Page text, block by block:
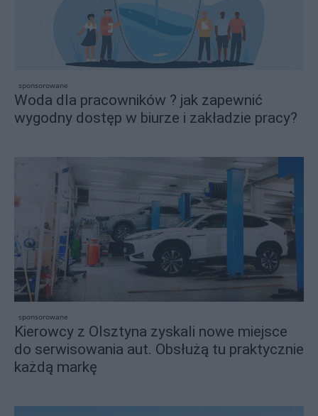
sponsorowane
Woda dla pracowników ? jak zapewnić
wygodny dostęp w biurze i zakładzie pracy?
sponsorowane
Kierowcy z Olsztyna zyskali nowe miejsce
do serwisowania aut. Obsłużą tu praktycznie
każdą markę